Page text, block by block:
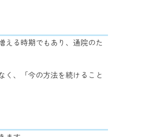
える時期でもあり、通院のた
く、「今の方法を続けること